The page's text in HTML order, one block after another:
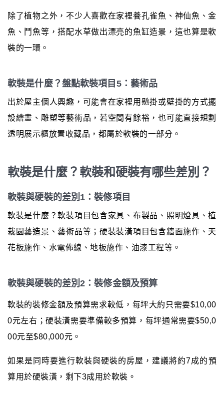
除了植物之外，不少人喜歡在家裡養孔雀魚、神仙魚、金
魚、鬥魚等，搭配水草做出漂亮的魚缸造景，這也算是軟
裝的一環。
軟裝是什麼？盤點軟裝項目5：藝術品
出於屋主個人興趣，可能會在家裡用懸掛或壁掛的方式擺
設繪畫、雕塑等藝術品，若空間有餘裕，也可能直接規劃
透明展示櫃放置收藏品，都屬於軟裝的一部分。
軟裝是什麼？軟裝和硬裝有哪些差別？
軟裝與硬裝的差別1：裝修項目
軟裝是什麼？軟裝項目包含家具、布製品、照明燈具、植
栽園藝造景、藝術品等；硬裝裝潢項目包含牆面施作、天
花板施作、水電佈線、地板施作、油漆工程等。
軟裝與硬裝的差別2：裝修金額及預算
軟裝的裝修金額及預算需求較低，每坪大約只需要$10,00
0元左右；硬裝潢需要準備較多預算，每坪通常需要$50,0
00元至$80,000元。
如果是同時要進行軟裝與硬裝的房屋，建議將約7成的預
算用於硬裝潢，剩下3成用於軟裝。